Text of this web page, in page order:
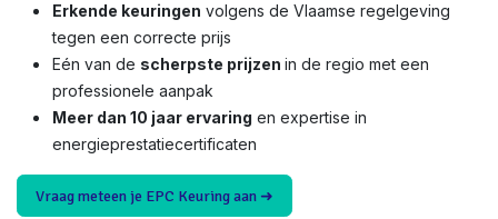
Erkende keuringen volgens de Vlaamse regelgeving
tegen een correcte prijs
Eén van de scherpste prijzen in de regio met een
professionele aanpak
Meer dan 10 jaar ervaring en expertise in
energieprestatiecertificaten
Vraag meteen je EPC Keuring aan ➜